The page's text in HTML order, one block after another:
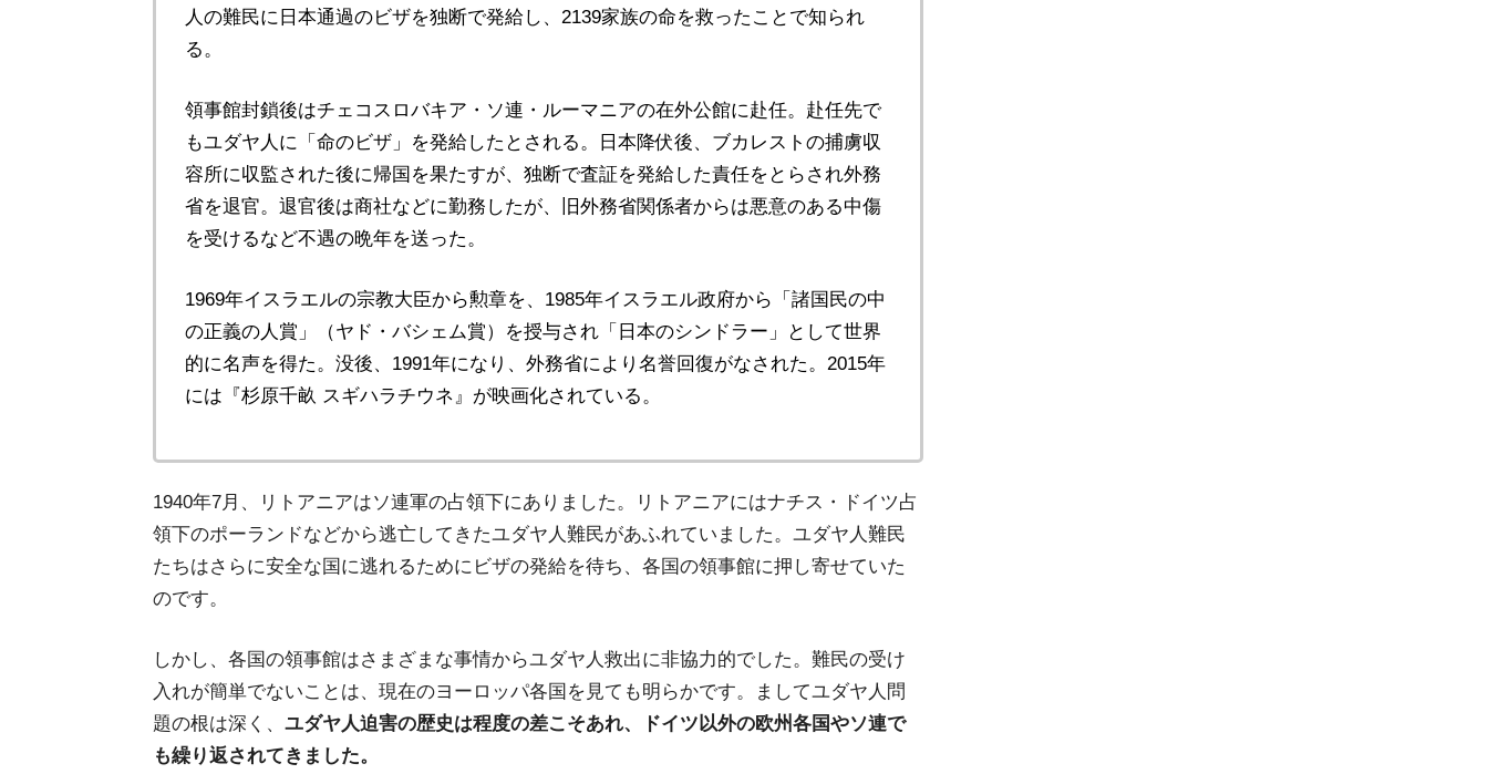
人の難民に日本通過のビザを独断で発給し、2139家族の命を救ったことで知られ
る。
領事館封鎖後はチェコスロバキア・ソ連・ルーマニアの在外公館に赴任。赴任先で
もユダヤ人に「命のビザ」を発給したとされる。日本降伏後、ブカレストの捕虜収
容所に収監された後に帰国を果たすが、独断で査証を発給した責任をとらされ外務
省を退官。退官後は商社などに勤務したが、旧外務省関係者からは悪意のある中傷
を受けるなど不遇の晩年を送った。
1969年イスラエルの宗教大臣から勲章を、1985年イスラエル政府から「諸国民の中
の正義の人賞」（ヤド・バシェム賞）を授与され「日本のシンドラー」として世界
的に名声を得た。没後、1991年になり、外務省により名誉回復がなされた。2015年
には『杉原千畝 スギハラチウネ』が映画化されている。
1940年7月、リトアニアはソ連軍の占領下にありました。リトアニアにはナチス・ドイツ占
領下のポーランドなどから逃亡してきたユダヤ人難民があふれていました。ユダヤ人難民
たちはさらに安全な国に逃れるためにビザの発給を待ち、各国の領事館に押し寄せていた
のです。
しかし、各国の領事館はさまざまな事情からユダヤ人救出に非協力的でした。難民の受け
入れが簡単でないことは、現在のヨーロッパ各国を見ても明らかです。ましてユダヤ人問
題の根は深く、 ユダヤ人迫害の歴史は程度の差こそあれ、ドイツ以外の欧州各国やソ連で
も繰り返されてきました。